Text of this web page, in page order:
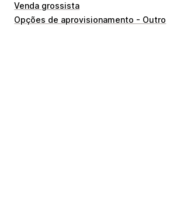
Venda grossista
Opções de aprovisionamento - Outro